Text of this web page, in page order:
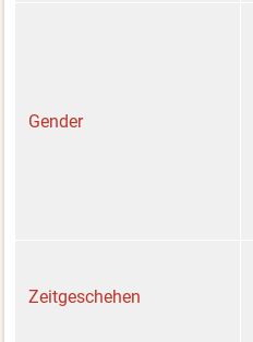
Gender
Zeitgeschehen